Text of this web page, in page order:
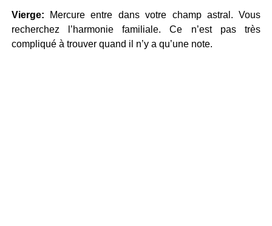
Vierge:
Mercure entre dans votre champ astral. Vous
recherchez l’harmonie familiale. Ce n’est pas très
compliqué à trouver quand il n’y a qu’une note.